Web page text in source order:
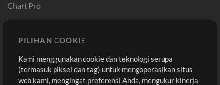
Chart Pro
Template ProPresenter
Sound
Pembelian
Beli Kredit
Akun
Masuk
PILIHAN COOKIE
Kami menggunakan cookie dan teknologi serupa
(termasuk piksel dan tag) untuk mengoperasikan situs
web kami, mengingat preferensi Anda, mengukur kinerja